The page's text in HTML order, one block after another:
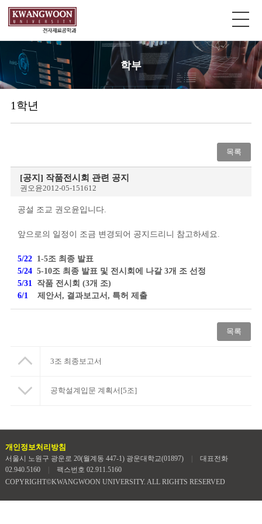
학부
1학년
목록
[공지] 작품전시회 관련 공지
권오윤2012-05-151612
공설 조교 권오윤입니다.
앞으로의 일정이 조금 변경되어 공지드리니 참고하세요.
5/221-5조 최종 발표
5/245-10조 최종 발표 및 전시회에 나갈 3개 조 선정
5/31작품 전시회 (3개 조)
6/1제안서, 결과보고서, 특허 제출
목록
3조 최종보고서
공학설계입문 계획서[5조]
개인정보처리방침
서울시 노원구 광운로 20(월계동 447-1) 광운대학교(01897)
대표전화
02.940.5160
팩스번호 02.911.5160
COPYRIGHT©KWANGWOON UNIVERSITY. ALL RIGHTS RESERVED